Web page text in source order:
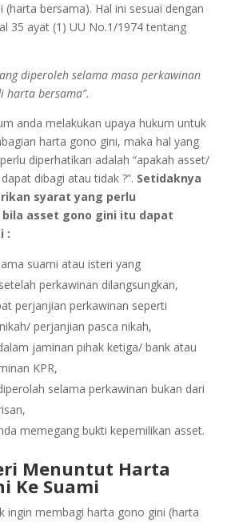
(harta bersama). Hal ini sesuai dengan
35 ayat (1) UU No.1/1974 tentang
diperoleh selama masa perkawinan
harta bersama”.
anda melakukan upaya hukum untuk
harta gono gini, maka hal yang
diperhatikan adalah “apakah asset/
dibagi atau tidak ?”. Setidaknya
syarat yang perlu
asset gono gini itu dapat
:
suami atau isteri yang
perkawinan dilangsungkan,
perjanjian perkawinan seperti
perjanjian pasca nikah,
jaminan pihak ketiga/ bank atau
KPR,
selama perkawinan bukan dari
memegang bukti kepemilikan asset.
Menuntut Harta
Ke Suami
ingin membagi harta gono gini (harta